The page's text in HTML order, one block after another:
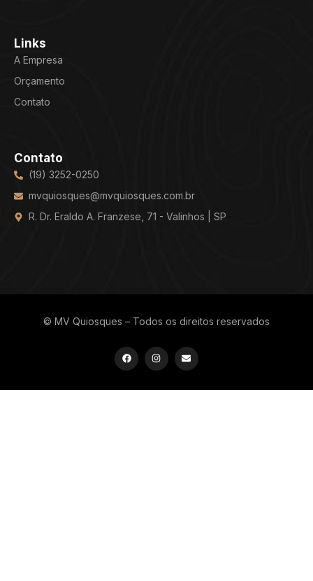
Links
A Empresa
Orçamento
Contato
Contato
(19) 3252-0250
mvquiosques@mvquiosques.com.br
R. Dr. Eraldo A. Franzese, 71 - Valinhos | SP
© MV Quiosques – Todos os direitos reservados